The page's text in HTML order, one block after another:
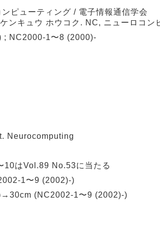
ピューティング / 電子情報通信学会
ンキュウ ホウコク. NC, ニューロコン
; NC2000-1〜8 (2000)-
Neurocomputing
10はVol.89 No.53に当たる
1〜9 (2002)-)
(NC2002-1〜9 (2002)-)